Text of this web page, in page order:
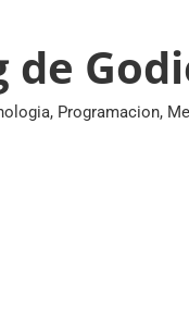
de
Programacion,